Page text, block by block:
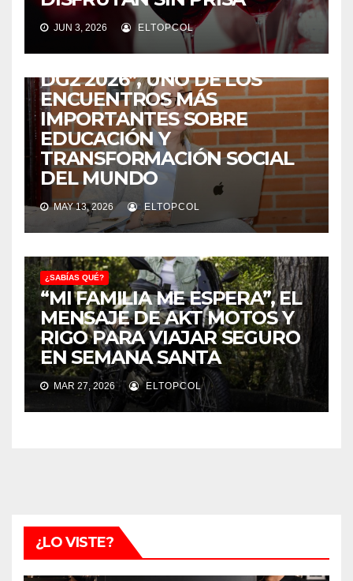
JUN 3, 2026 ELTOPCOL
COLOMBIA SERÁ LA SEDE DE
“LA ESCUELA DE VERANO
DG2 2026”, UNO DE LOS
ENCUENTROS MÁS
IMPORTANTES SOBRE
EDUCACIÓN Y
TRANSFORMACIÓN SOCIAL
DEL MUNDO
MAY 13, 2026 ELTOPCOL
¿SABÍAS QUÉ?
“MI FAMILIA ME ESPERA”, EL
MENSAJE DE AKT MOTOS Y
RIGO PARA VIAJAR SEGURO
EN SEMANA SANTA
MAR 27, 2026 ELTOPCOL
¿LO VISTE?